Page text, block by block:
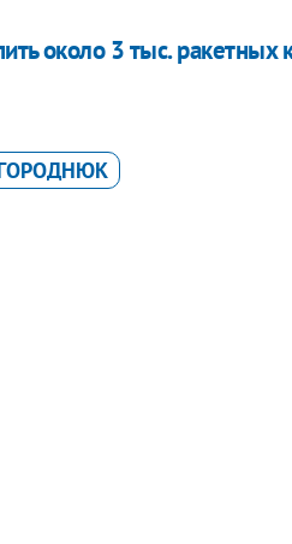
около 3 тыс. ракетных